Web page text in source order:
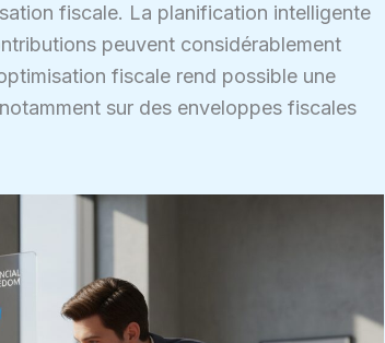
fiscale. La planification intelligente
peuvent considérablement
fiscale rend possible une
sur des enveloppes fiscales